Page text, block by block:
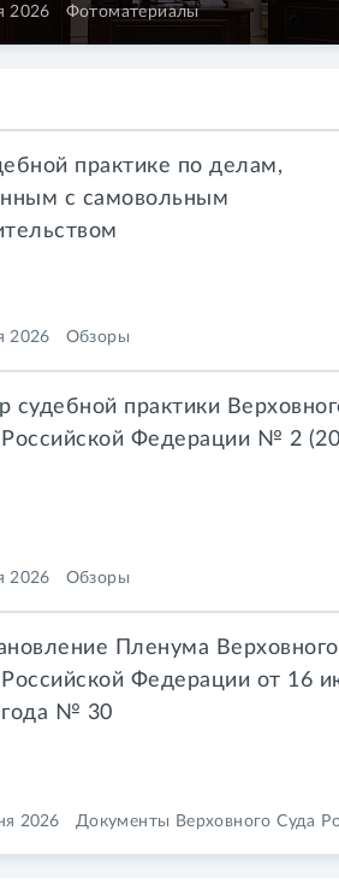
2026 Фотоматериалы
практике по делам,
с самовольным
2026 Обзоры
судебной практики
Федерации № 2
2026 Обзоры
Пленума Верховного
Федерации от 16
года № 30
2026 Документы Верховного Суда Российской